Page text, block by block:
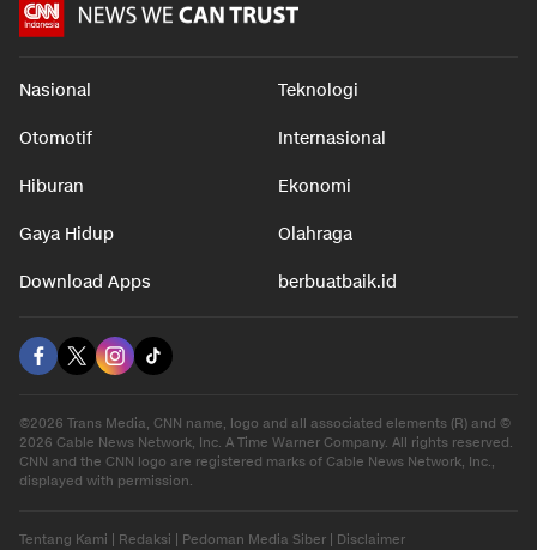
Nasional Teknologi
Otomotif Internasional
Hiburan Ekonomi
Gaya Hidup Olahraga
Download Apps berbuatbaik.id
©2026 Trans Media, CNN name, logo and all associated elements (R) and ©
2026 Cable News Network, Inc. A Time Warner Company. All rights reserved.
CNN and the CNN logo are registered marks of Cable News Network, Inc.,
displayed with permission.
Tentang Kami | Redaksi | Pedoman Media Siber | Disclaimer